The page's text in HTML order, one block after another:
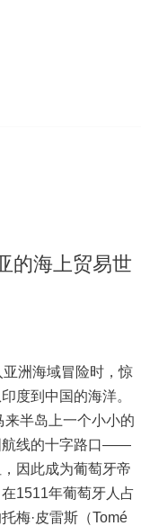
的海上贸易世
洲海域冒险时，惊
度到中国的海洋。
半岛上一个小小的
航线的十字路口——
因此成为葡萄牙帝
1511年葡萄牙人占
梅·皮雷斯（Tomé